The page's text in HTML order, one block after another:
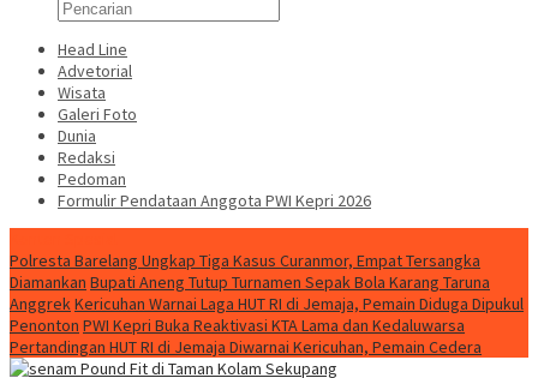
Head Line
Advetorial
Wisata
Galeri Foto
Dunia
Redaksi
Pedoman
Formulir Pendataan Anggota PWI Kepri 2026
Polresta Barelang Ungkap Tiga Kasus Curanmor, Empat Tersangka
Diamankan Bupati Aneng Tutup Turnamen Sepak Bola Karang Taruna
AnggrekKericuhan Warnai Laga HUT RI di Jemaja, Pemain Diduga Dipukul
Penonton PWI Kepri Buka Reaktivasi KTA Lama dan Kedaluwarsa
Pertandingan HUT RI di Jemaja Diwarnai Kericuhan, Pemain Cedera